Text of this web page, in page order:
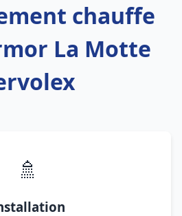
chauffe
La Motte
🚿